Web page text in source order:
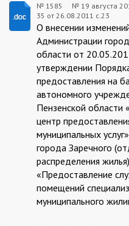
1585:2011-
№ 1585 № 19 августа
35 от 26.08.2011 с.23
О внесении
Администрации
области от
утверждении
предоставления на
автономного
Пензенской области
центр
муниципальных
города Заречного
распределения
«Предоставление
помещений
муниципального